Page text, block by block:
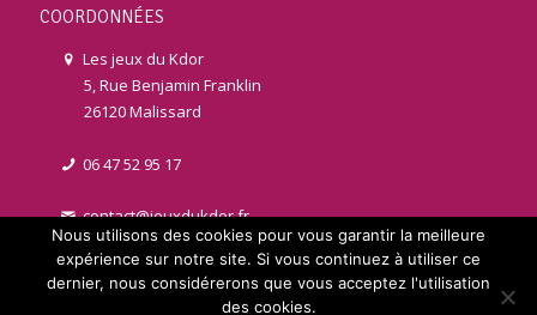
COORDONNÉES
Les jeux du Kdor
5, Rue Benjamin Franklin
26120 Malissard
06 47 52 95 17
contact@jeuxdukdor.fr
Nous utilisons des cookies pour vous garantir la meilleure
expérience sur notre site. Si vous continuez à utiliser ce
dernier, nous considérerons que vous acceptez l'utilisation
des cookies.